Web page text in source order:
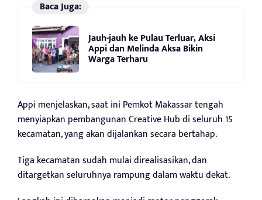
Baca Juga:
Jauh-jauh ke Pulau Terluar, Aksi
Appi dan Melinda Aksa Bikin
Warga Terharu
Appi menjelaskan, saat ini Pemkot Makassar tengah
menyiapkan pembangunan Creative Hub di seluruh 15
kecamatan, yang akan dijalankan secara bertahap.
Tiga kecamatan sudah mulai direalisasikan, dan
ditargetkan seluruhnya rampung dalam waktu dekat.